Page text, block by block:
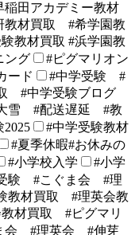
田アカデミー教材
材買取 #希学園教
教材買取 #浜学園教
ング
#ピグマリオン
ード
#中学受験 #
#中学受験ブログ
雪 #配送遅延 #教
2025
#中学受験教材
#夏季休暇#お休みの
#小学校入学
#小学
験 #こぐま会 #理
材買取 #理英会教
材買取 #ピグマリ
会 #理英会 #伸芽